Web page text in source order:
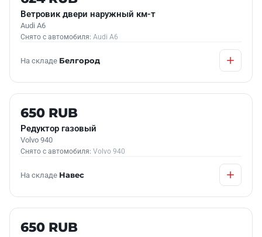
Ветровик двери наружный км-т
Audi A6
Снято с автомобиля: Audi A6
На складе Белгород
Б/У В НАЛИЧИИ
650 RUB
Редуктор газовый
Volvo 940
Снято с автомобиля: Volvo 940
На складе Навес
Б/У В НАЛИЧИИ
650 RUB